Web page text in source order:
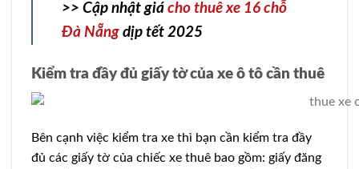
>> Cập nhật giá cho thuê xe 16 chỗ
Đà Nẵng dịp tết 2025
Kiểm tra đầy đủ giấy tờ của xe ô tô cần thuê
Bên cạnh việc kiểm tra xe thì bạn cần kiểm tra đầy
đủ các giấy tờ của chiếc xe thuê bao gồm: giấy đăng